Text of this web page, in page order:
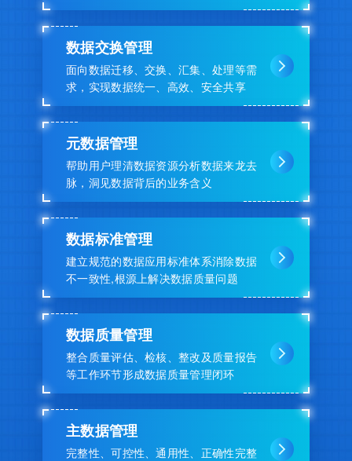
数据交换管理
面向数据迁移、交换、汇集、处理等需
求，实现数据统一、高效、安全共享
元数据管理
帮助用户理清数据资源分析数据来龙去
脉，洞见数据背后的业务含义
数据标准管理
建立规范的数据应用标准体系消除数据
不一致性,根源上解决数据质量问题
数据质量管理
整合质量评估、检核、整改及质量报告
等工作环节形成数据质量管理闭环
主数据管理
完整性、可控性、通用性、正确性完整